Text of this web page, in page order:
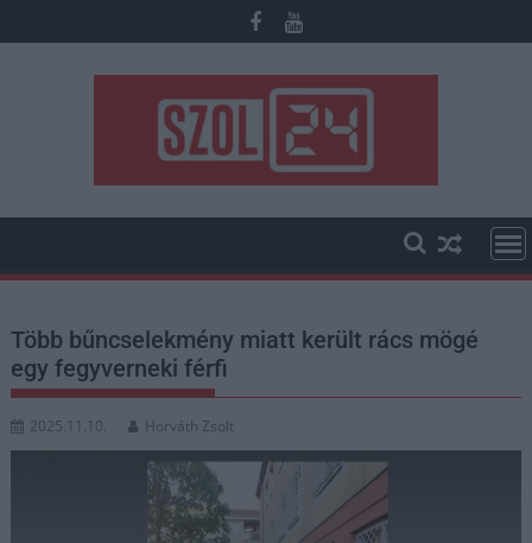
to
Több bűncselekmény miatt került rács mögé
egy fegyverneki férfi
2025.11.10. Horváth Zsolt